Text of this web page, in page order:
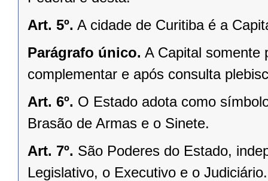
Art. 5º. A cidade de Curitiba é a
Parágrafo único. A Capital somente
complementar e após consulta
Art. 6º. O Estado adota como
Brasão de Armas e o Sinete.
Art. 7º. São Poderes do Estado,
Legislativo, o Executivo e o Judiciário.